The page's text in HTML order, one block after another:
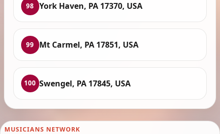
98 York Haven, PA 17370, USA
99 Mt Carmel, PA 17851, USA
100 Swengel, PA 17845, USA
MUSICIANS NETWORK